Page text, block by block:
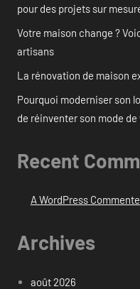
pour des projets sur
Votre maison change ?
artisans
La rénovation de maison
Pourquoi moderniser son
de réinventer son mode
Recent
A WordPress
Archives
août 2026